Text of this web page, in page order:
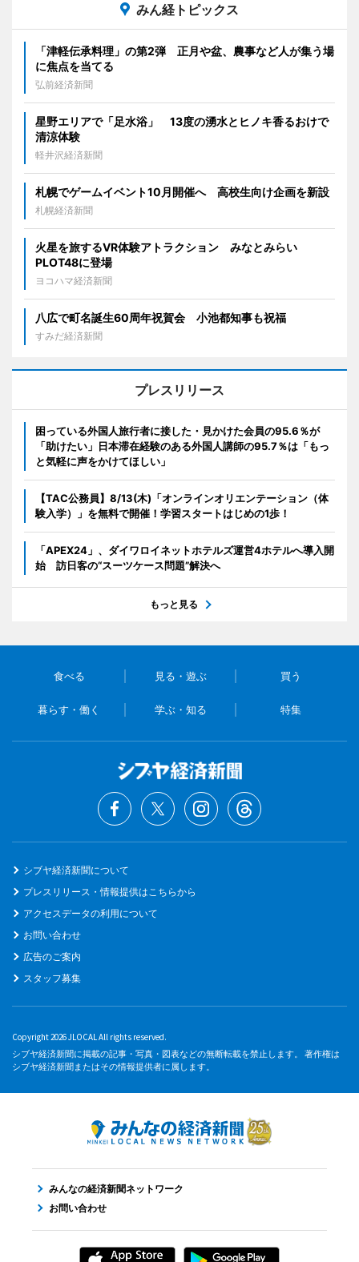
みん経トピックス
「津軽伝承料理」の第2弾 正月や盆、農事など人が集う場
に焦点を当てる
弘前経済新聞
星野エリアで「足水浴」 13度の湧水とヒノキ香るおけで
清涼体験
軽井沢経済新聞
札幌でゲームイベント10月開催へ 高校生向け企画を新設
札幌経済新聞
火星を旅するVR体験アトラクション みなとみらい
PLOT48に登場
ヨコハマ経済新聞
八広で町名誕生60周年祝賀会 小池都知事も祝福
すみだ経済新聞
プレスリリース
困っている外国人旅行者に接した・見かけた会員の95.6％が
「助けたい」日本滞在経験のある外国人講師の95.7％は「もっ
と気軽に声をかけてほしい」
【TAC公務員】8/13(木)「オンラインオリエンテーション（体
験入学）」を無料で開催！学習スタートはじめの1歩！
「APEX24」、ダイワロイネットホテルズ運営4ホテルへ導入開
始 訪日客の“スーツケース問題”解決へ
もっと見る
食べる 見る・遊ぶ 買う
暮らす・働く 学ぶ・知る 特集
シブヤ経済新聞について
プレスリリース・情報提供はこちらから
アクセスデータの利用について
お問い合わせ
広告のご案内
スタッフ募集
Copyright 2026 JLOCAL All rights reserved.
シブヤ経済新聞に掲載の記事・写真・図表などの無断転載を禁止します。 著作権は
シブヤ経済新聞またはその情報提供者に属します。
みんなの経済新聞ネットワーク
お問い合わせ